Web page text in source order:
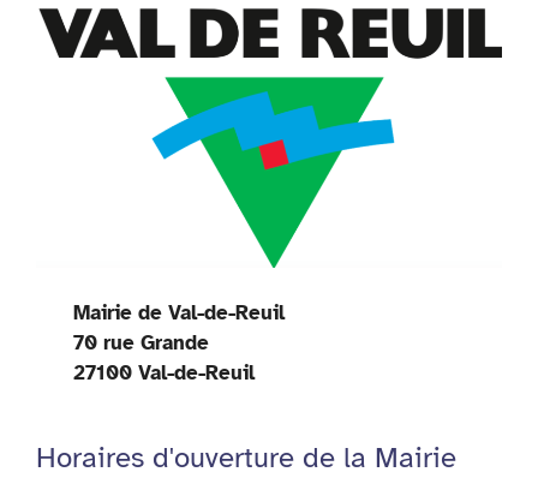
Mairie de Val-de-Reuil
70 rue Grande
27100 Val-de-Reuil
Horaires d'ouverture de la Mairie